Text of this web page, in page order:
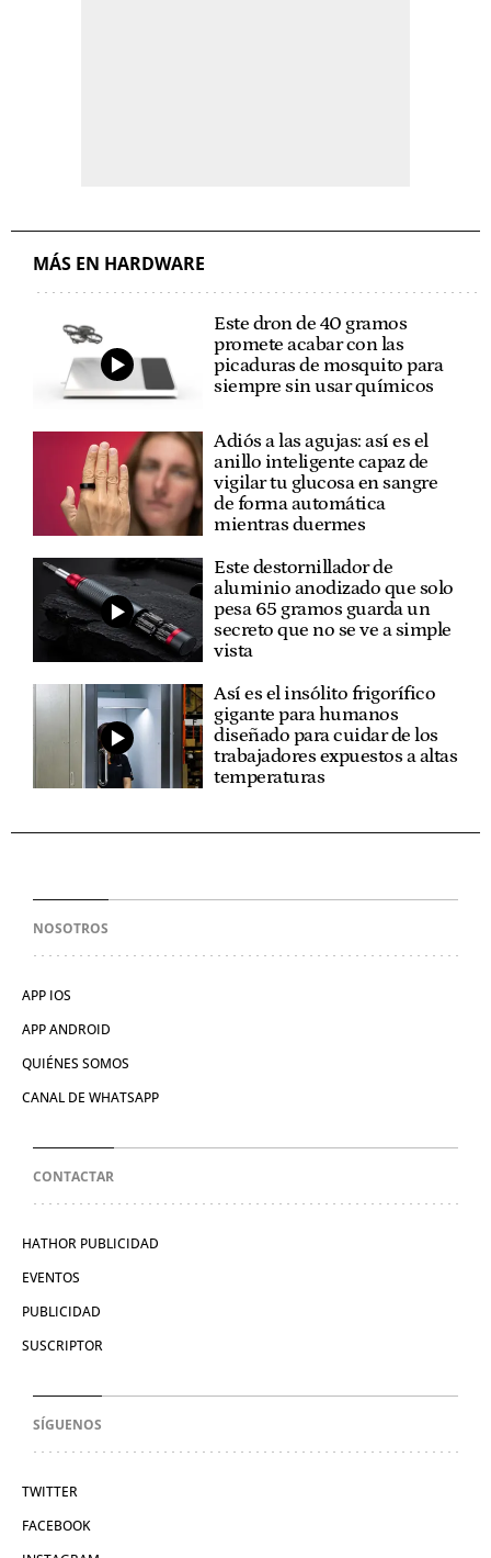
MÁS EN HARDWARE
Este dron de 40 gramos
promete acabar con las
picaduras de mosquito para
siempre sin usar químicos
Adiós a las agujas: así es el
anillo inteligente capaz de
vigilar tu glucosa en sangre
de forma automática
mientras duermes
Este destornillador de
aluminio anodizado que solo
pesa 65 gramos guarda un
secreto que no se ve a simple
vista
Así es el insólito frigorífico
gigante para humanos
diseñado para cuidar de los
trabajadores expuestos a altas
temperaturas
NOSOTROS
APP IOS
APP ANDROID
QUIÉNES SOMOS
CANAL DE WHATSAPP
CONTACTAR
HATHOR PUBLICIDAD
EVENTOS
PUBLICIDAD
SUSCRIPTOR
SÍGUENOS
TWITTER
FACEBOOK